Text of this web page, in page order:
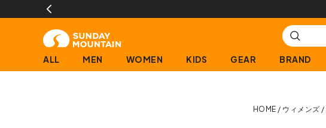
ALL MEN WOMEN KIDS GEAR BRAND
HOME ウィメンズ